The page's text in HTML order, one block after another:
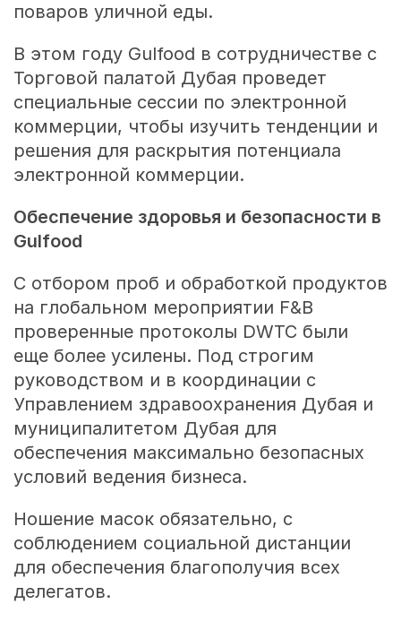
поваров уличной еды.
В этом году Gulfood в сотрудничестве с
Торговой палатой Дубая проведет
специальные сессии по электронной
коммерции, чтобы изучить тенденции и
решения для раскрытия потенциала
электронной коммерции.
Обеспечение здоровья и безопасности в
Gulfood
С отбором проб и обработкой продуктов
на глобальном мероприятии F&B
проверенные протоколы DWTC были
еще более усилены. Под строгим
руководством и в координации с
Управлением здравоохранения Дубая и
муниципалитетом Дубая для
обеспечения максимально безопасных
условий ведения бизнеса.
Ношение масок обязательно, с
соблюдением социальной дистанции
для обеспечения благополучия всех
делегатов.